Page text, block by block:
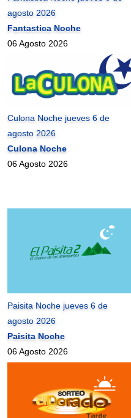
agosto 2026
Fantastica Noche
06 Agosto 2026
Culona Noche jueves 6 de
agosto 2026
Culona Noche
06 Agosto 2026
Paisita Noche jueves 6 de
agosto 2026
Paisita Noche
06 Agosto 2026